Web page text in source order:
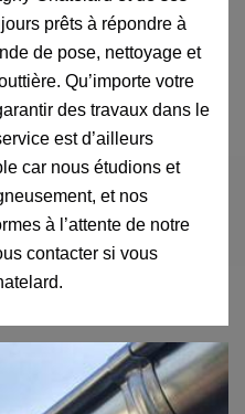
prêts à répondre à
de pose, nettoyage et
Qu’importe votre
des travaux dans le
est d’ailleurs
car nous étudions et
et nos
à l’attente de notre
contacter si vous